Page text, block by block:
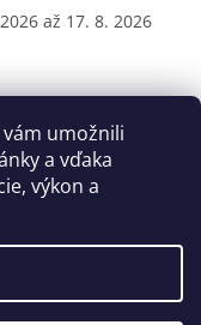
umožnili
a vďaka
výkon a
až 17. 8. 2026